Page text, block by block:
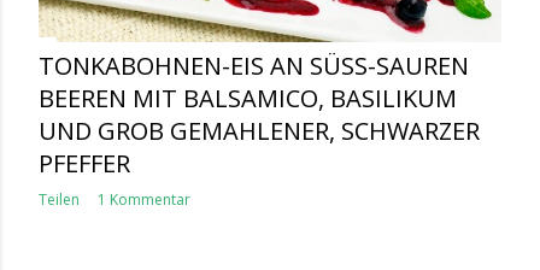
TONKABOHNEN-EIS AN SÜSS-SAUREN B
EEREN MIT BALSAMICO, BASILIKUM U
ND GROB GEMAHLENER, SCHWARZER P
FEFFER
Teilen 1 Kommentar